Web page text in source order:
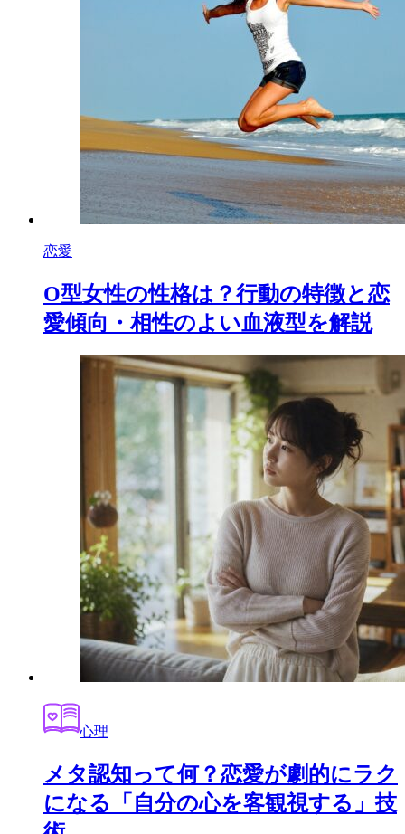
恋愛
O型女性の性格は？行動の特徴と恋
愛傾向・相性のよい血液型を解説
心理
メタ認知って何？恋愛が劇的にラク
になる「自分の心を客観視する」技